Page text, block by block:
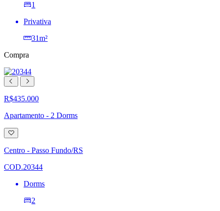
1
Privativa
31m²
Compra
R$435.000
Apartamento - 2 Dorms
Adicionar
à
lista
de
Centro - Passo Fundo/RS
COD.20344
Dorms
2